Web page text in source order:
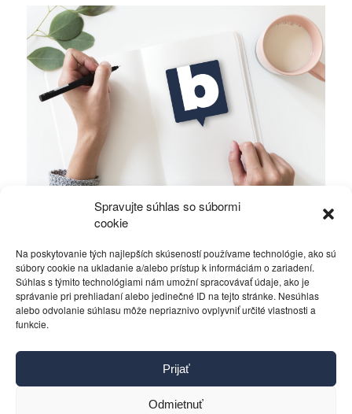
Spravujte súhlas so súbormi
cookie
Na poskytovanie tých najlepších skúseností používame technológie, ako sú
súbory cookie na ukladanie a/alebo prístup k informáciám o zariadení.
Súhlas s týmito technológiami nám umožní spracovávať údaje, ako je
správanie pri prehliadaní alebo jedinečné ID na tejto stránke. Nesúhlas
alebo odvolanie súhlasu môže nepriaznivo ovplyvniť určité vlastnosti a
funkcie.
Prijať
Odmietnuť
Alawiti v Sýrii bojujú o holé prežitie
Rôzne 16. októbra 2019
Kontakt
Pravidlá používania
Reklama